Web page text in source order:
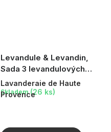
Levandule & Levandin,
Sada 3 levandulových
pytlíků, s kroužkem, 3 × 18
g
Lavanderaie de Haute
Provence
Skladem (26 ks)